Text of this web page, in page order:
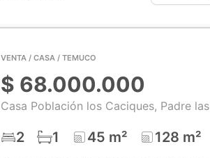
VENTA / CASA / TEMUCO
$ 68.000.000
Casa Población los Caciques, Padre
2 1 45 m² 128 m²